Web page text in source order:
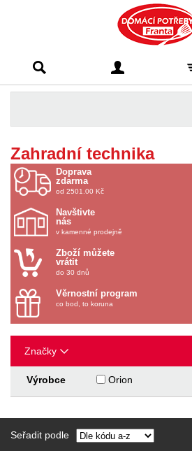
Franta - Příbram
Zahradní technika
Doprava
zdarma
od 2501.00 Kč
Navštivte
nás
v kamenné prodejně
Zboží můžete
vrátit
do 30 dnů
Věrnostní program
co bod, to koruna
Značky
Výrobce Orion
Seřadit podle